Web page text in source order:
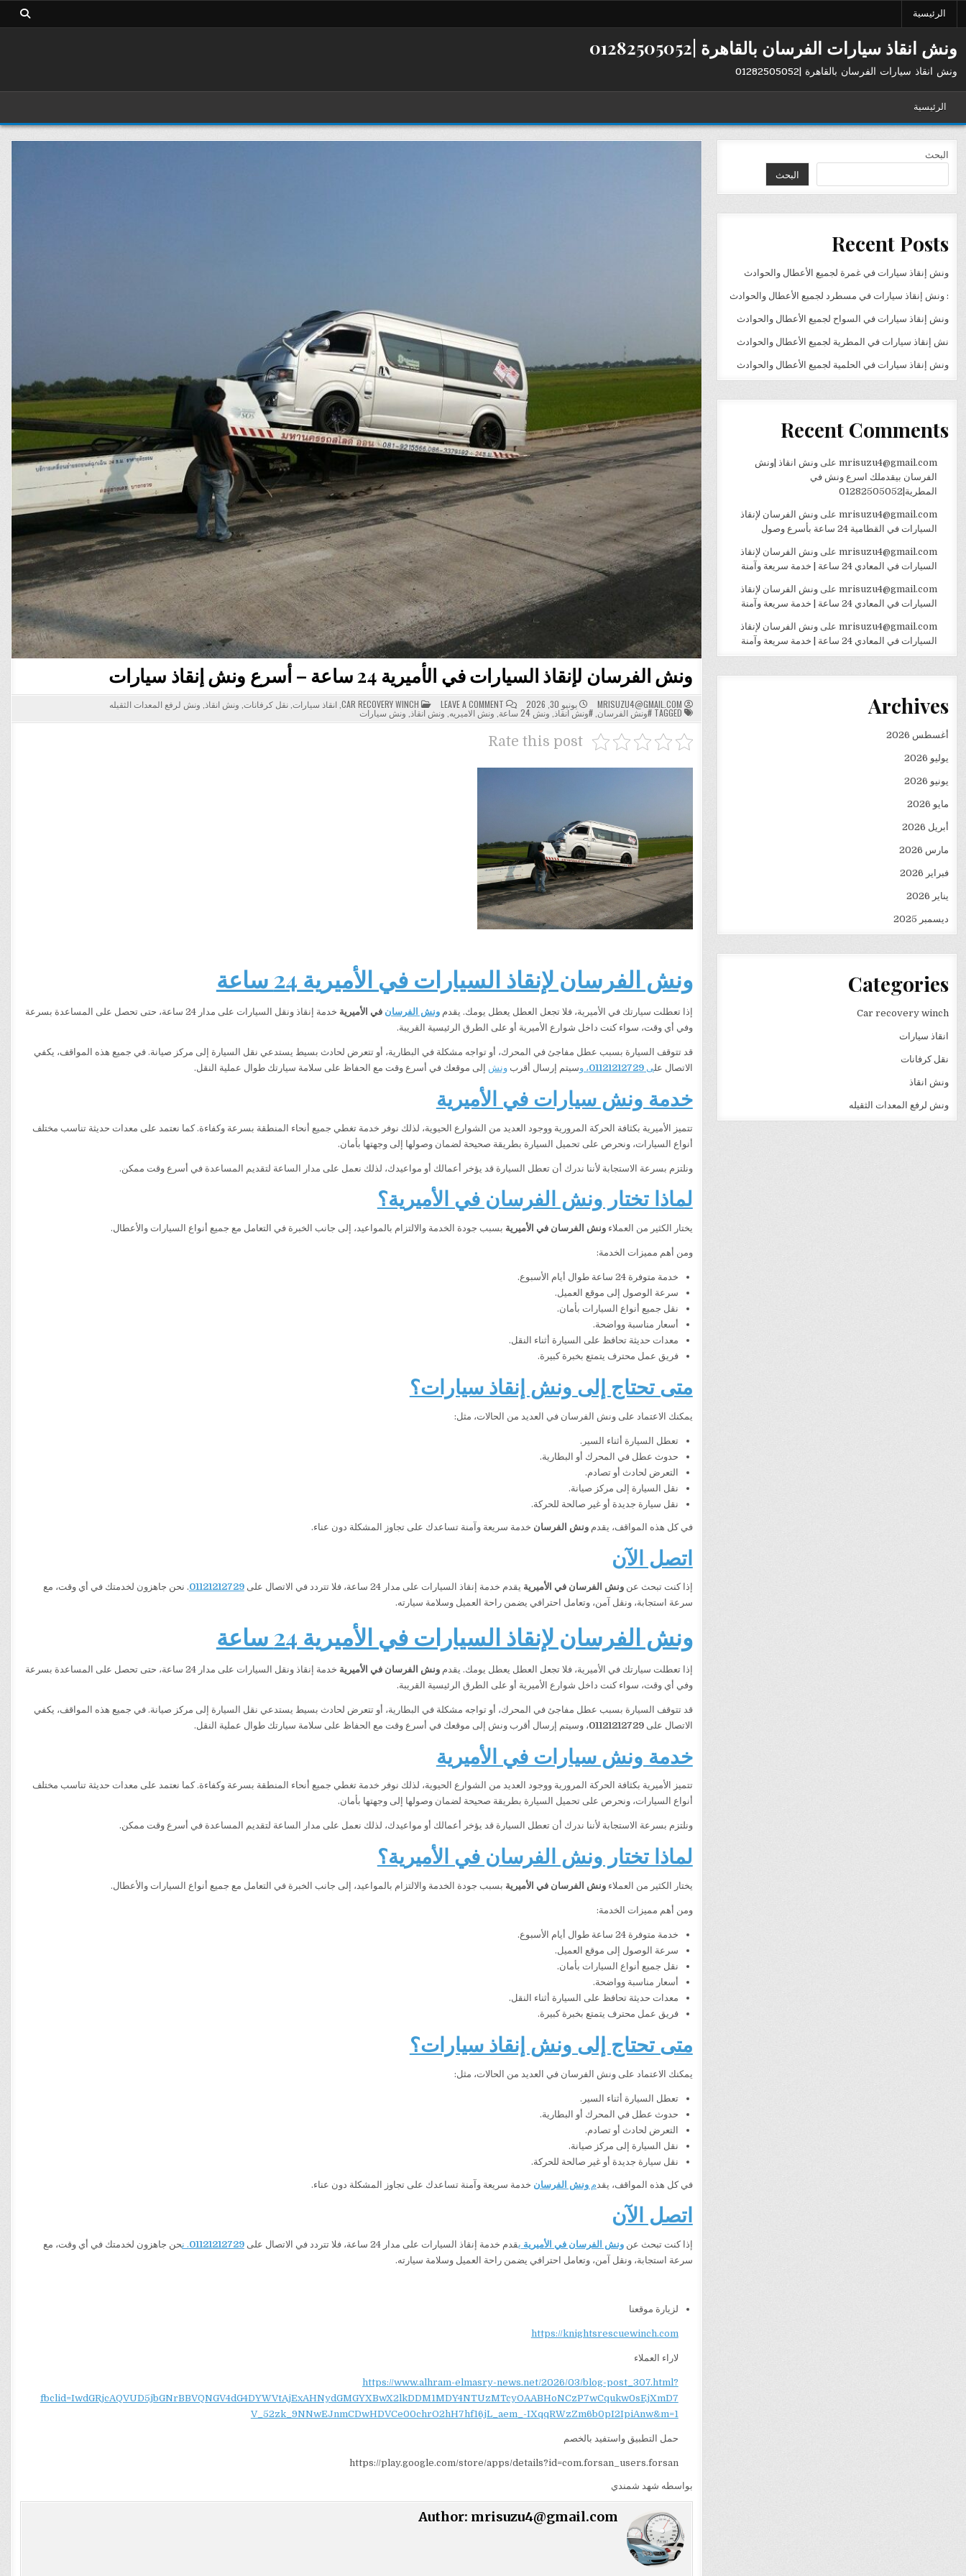
الرئيسية
ونش انقاذ سيارات الفرسان بالقاهرة |01282505052
ونش انقاذ سيارات الفرسان بالقاهرة |01282505052
الرئيسية
ونش الفرسان لإنقاذ السيارات في الأميرية 24 ساعة – أسرع ونش إنقاذ سيارات
MRISUZU4@GMAIL.COM يونيو 30, 2026 LEAVE A COMMENT
ON
ونش
الفرسان
POSTED
IN
CAR RECOVERY WINCH
,انقاذ سيارات ,نقل كرفانات ونش انقاذ ونش لرفع المعدات الثقيله
#ونش الفرسان ,#ونش انقاذ ونش 24 ساعة ونش الاميريه ونش انقاذ ونش سيارات
Rate this post
ونش الفرسان لإنقاذ السيارات في الأميرية 24 ساعة
إذا تعطلت سيارتك في الأميرية، فلا تجعل العطل يعطل يومك. يقدمونش الفرسان في الأميرية
خدمة إنقاذ ونقل السيارات على مدار 24 ساعة، حتى تحصل على المساعدة بسرعة
وفي أي وقت، سواء كنت داخل شوارع الأميرية أو على الطرق الرئيسية القريبة.
قد تتوقف السيارة بسبب عطل مفاجئ في المحرك، أو تواجه مشكلة في البطارية، أو تتعرض لحادث بسيط يستدعي نقل السيارة إلى مركز صيانة. في جميع هذه المواقف، يكفي
الاتصال على01121212729، وسيتم إرسال أقربونش إلى موقعك في أسرع وقت مع الحفاظ على سلامة سيارتك طوال عملية النقل.
خدمة ونش سيارات في الأميرية
تتميز الأميرية بكثافة الحركة المرورية ووجود العديد من الشوارع الحيوية، لذلك نوفر خدمة تغطي جميع أنحاء المنطقة بسرعة وكفاءة. كما نعتمد على معدات حديثة تناسب مختلف
أنواع السيارات، ونحرص على تحميل السيارة بطريقة صحيحة لضمان وصولها إلى وجهتها بأمان.
ونلتزم بسرعة الاستجابة لأننا ندرك أن تعطل السيارة قد يؤخر أعمالك أو مواعيدك، لذلك نعمل على مدار الساعة لتقديم المساعدة في أسرع وقت ممكن.
لماذا تختار ونش الفرسان في الأميرية؟
يختار الكثير من العملاءونش الفرسان في الأميرية بسبب جودة الخدمة والالتزام بالمواعيد، إلى جانب الخبرة في التعامل مع جميع أنواع السيارات والأعطال.
ومن أهم مميزات الخدمة:
خدمة متوفرة 24 ساعة طوال أيام الأسبوع.
سرعة الوصول إلى موقع العميل.
نقل جميع أنواع السيارات بأمان.
أسعار مناسبة وواضحة.
معدات حديثة تحافظ على السيارة أثناء النقل.
فريق عمل محترف يتمتع بخبرة كبيرة.
متى تحتاج إلى ونش إنقاذ سيارات؟
يمكنك الاعتماد على ونش الفرسان في العديد من الحالات، مثل:
تعطل السيارة أثناء السير.
حدوث عطل في المحرك أو البطارية.
التعرض لحادث أو تصادم.
نقل السيارة إلى مركز صيانة.
نقل سيارة جديدة أو غير صالحة للحركة.
في كل هذه المواقف، يقدمونش الفرسان خدمة سريعة وآمنة تساعدك على تجاوز المشكلة دون عناء.
اتصل الآن
إذا كنت تبحث عنونش الفرسان في الأميرية يقدم خدمة إنقاذ السيارات على مدار 24 ساعة، فلا تتردد في الاتصال على 01121212729. نحن جاهزون لخدمتك في أي وقت، مع
سرعة استجابة، ونقل آمن، وتعامل احترافي يضمن راحة العميل وسلامة سيارته.
ونش الفرسان لإنقاذ السيارات في الأميرية 24 ساعة
إذا تعطلت سيارتك في الأميرية، فلا تجعل العطل يعطل يومك. يقدمونش الفرسان في الأميرية
خدمة إنقاذ ونقل السيارات على مدار 24 ساعة، حتى تحصل على المساعدة بسرعة
وفي أي وقت، سواء كنت داخل شوارع الأميرية أو على الطرق الرئيسية القريبة.
قد تتوقف السيارة بسبب عطل مفاجئ في المحرك، أو تواجه مشكلة في البطارية، أو تتعرض لحادث بسيط يستدعي نقل السيارة إلى مركز صيانة. في جميع هذه المواقف، يكفي
الاتصال على01121212729، وسيتم إرسال أقرب ونش إلى موقعك في أسرع وقت مع الحفاظ على سلامة سيارتك طوال عملية النقل.
خدمة ونش سيارات في الأميرية
تتميز الأميرية بكثافة الحركة المرورية ووجود العديد من الشوارع الحيوية، لذلك نوفر خدمة تغطي جميع أنحاء المنطقة بسرعة وكفاءة. كما نعتمد على معدات حديثة تناسب مختلف
أنواع السيارات، ونحرص على تحميل السيارة بطريقة صحيحة لضمان وصولها إلى وجهتها بأمان.
ونلتزم بسرعة الاستجابة لأننا ندرك أن تعطل السيارة قد يؤخر أعمالك أو مواعيدك، لذلك نعمل على مدار الساعة لتقديم المساعدة في أسرع وقت ممكن.
لماذا تختار ونش الفرسان في الأميرية؟
يختار الكثير من العملاءونش الفرسان في الأميرية بسبب جودة الخدمة والالتزام بالمواعيد، إلى جانب الخبرة في التعامل مع جميع أنواع السيارات والأعطال.
ومن أهم مميزات الخدمة:
خدمة متوفرة 24 ساعة طوال أيام الأسبوع.
سرعة الوصول إلى موقع العميل.
نقل جميع أنواع السيارات بأمان.
أسعار مناسبة وواضحة.
معدات حديثة تحافظ على السيارة أثناء النقل.
فريق عمل محترف يتمتع بخبرة كبيرة.
متى تحتاج إلى ونش إنقاذ سيارات؟
يمكنك الاعتماد على ونش الفرسان في العديد من الحالات، مثل:
تعطل السيارة أثناء السير.
حدوث عطل في المحرك أو البطارية.
التعرض لحادث أو تصادم.
نقل السيارة إلى مركز صيانة.
نقل سيارة جديدة أو غير صالحة للحركة.
في كل هذه المواقف، يقد مونش الفرسان خدمة سريعة وآمنة تساعدك على تجاوز المشكلة دون عناء.
اتصل الآن
إذا كنت تبحث عنونش الفرسان في الأميرية يقدم خدمة إنقاذ السيارات على مدار 24 ساعة، فلا تتردد في الاتصال على 01121212729. نحن جاهزون لخدمتك في أي وقت، مع
سرعة استجابة، ونقل آمن، وتعامل احترافي يضمن راحة العميل وسلامة سيارته.
لزيارة موقعنا
https://knightsrescuewinch.com
لاراء العملاء
https://www.alhram-elmasry-news.net/2026/03/blog-post_307.html?
fbclid=IwdGRjcAQVUD5jbGNrBBVQNGV4dG4DYWVtAjExAHNydGMGYXBwX2lkDDM1MDY4NTUzMTcyOAABHoNCzP7wCqukw0sEjXmD7
V_52zk_9NNwEJnmCDwHDVCe00chrO2hH7hf16jL_aem_-IXqqRWzZm6b0pI2IpiAnw&m=1
حمل التطبيق واستفيد بالخصم
https://play.google.com/store/apps/details?id=com.forsan_users.forsan
بواسطه شهد شمندي
Author: mrisuzu4@gmail.com
البحث
البحث
Recent Posts
ونش إنقاذ سيارات في غمرة لجميع الأعطال والحوادث
: ونش إنقاذ سيارات في مسطرد لجميع الأعطال والحوادث
ونش إنقاذ سيارات في السواح لجميع الأعطال والحوادث
نش إنقاذ سيارات في المطرية لجميع الأعطال والحوادث
ونش إنقاذ سيارات في الحلمية لجميع الأعطال والحوادث
Recent Comments
mrisuzu4@gmail.comعلى ونش انقاذ |ونش
الفرسان بيقدملك اسرع ونش في
المطرية|01282505052
mrisuzu4@gmail.comعلى ونش الفرسان لإنقاذ
السيارات في القطامية 24 ساعة بأسرع وصول
mrisuzu4@gmail.comعلى ونش الفرسان لإنقاذ
السيارات في المعادي 24 ساعة | خدمة سريعة وآمنة
mrisuzu4@gmail.comعلى ونش الفرسان لإنقاذ
السيارات في المعادي 24 ساعة | خدمة سريعة وآمنة
mrisuzu4@gmail.comعلى ونش الفرسان لإنقاذ
السيارات في المعادي 24 ساعة | خدمة سريعة وآمنة
Archives
أغسطس 2026
يوليو 2026
يونيو 2026
مايو 2026
أبريل 2026
مارس 2026
فبراير 2026
يناير 2026
ديسمبر 2025
Categories
Car recovery winch
انقاذ سيارات
نقل كرفانات
ونش انقاذ
ونش لرفع المعدات الثقيله